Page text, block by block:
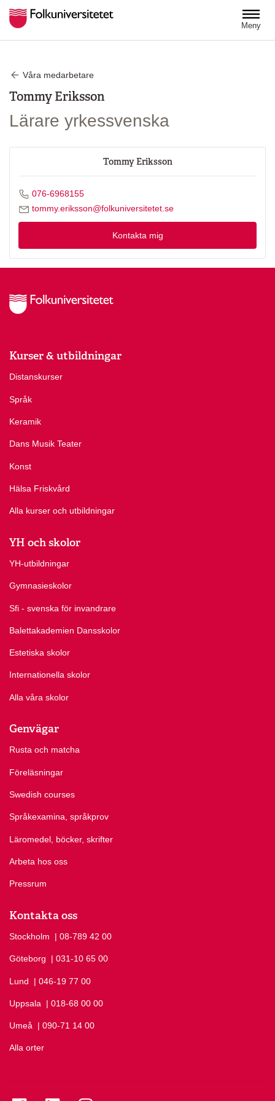
Meny
Våra medarbetare
Tommy Eriksson
Lärare yrkessvenska
Tommy Eriksson
Ring Tommy Eriksson på
076-6968155
Skicka mejl till Tommy Eriksson
tommy.eriksson@folkuniversitetet.se
Kontakta mig
Kurser & utbildningar
Distanskurser
Språk
Keramik
Dans Musik Teater
Konst
Hälsa Friskvård
Alla kurser och utbildningar
YH och skolor
YH-utbildningar
Gymnasieskolor
Sfi - svenska för invandrare
Balettakademien Dansskolor
Estetiska skolor
Internationella skolor
Alla våra skolor
Genvägar
Rusta och matcha
Föreläsningar
Swedish courses
Språkexamina, språkprov
Läromedel, böcker, skrifter
Arbeta hos oss
Pressrum
Kontakta oss
Stockholm Ring Stockholm på
| 08-789 42 00
Göteborg Ring Göteborg på
| 031-10 65 00
Lund Ring Lund på
| 046-19 77 00
Uppsala Ring Uppsala på
| 018-68 00 00
Umeå Ring Umeå på
| 090-71 14 00
Alla orter